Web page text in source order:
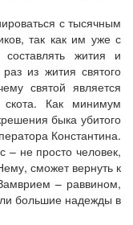
с тысячным
так как им уже с
жития и
из жития святого
святой является
скота. Как минимум
быка убитого
Константина.
– не просто человек,
сможет вернуть к
– раввином,
большие надежды в